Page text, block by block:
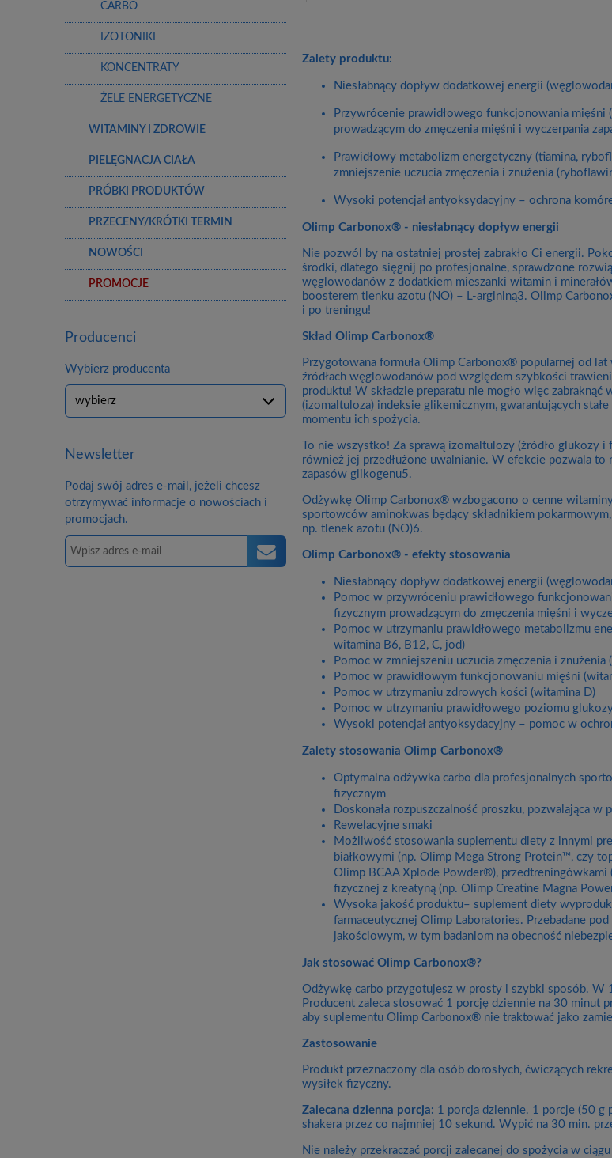
CARBO
IZOTONIKI
KONCENTRATY
ŻELE ENERGETYCZNE
WITAMINY I ZDROWIE
PIELĘGNACJA CIAŁA
PRÓBKI PRODUKTÓW
PRZECENY/KRÓTKI TERMIN
NOWOŚCI
PROMOCJE
Producenci
Wybierz producenta
Newsletter
Podaj swój adres e-mail, jeżeli chcesz
otrzymywać informacje o nowościach i
promocjach.
Zalety produktu:
Niesłabnący dopływ dodatkowej energii
Przywrócenie prawidłowego funkcjonowania
prowadzącym do zmęczenia mięśni i wyczerpania
Prawidłowy metabolizm energetyczny (tiamina,
zmniejszenie uczucia zmęczenia i znużenia
Wysoki potencjał antyoksydacyjny – ochrona
Olimp Carbonox® - niesłabnący dopływ energii
Nie pozwól by na ostatniej prostej zabrakło Ci energii.
środki, dlatego sięgnij po profesjonalne, sprawdzone
węglowodanów z dodatkiem mieszanki witamin i
boosterem tlenku azotu (NO) – L-argininą3. Olimp
i po treningu!
Skład Olimp Carbonox®
Przygotowana formuła Olimp Carbonox® popularnej od
źródłach węglowodanów pod względem szybkości
produktu! W składzie preparatu nie mogło więc
(izomaltuloza) indeksie glikemicznym, gwarantujących
momentu ich spożycia.
To nie wszystko! Za sprawą izomaltulozy (źródło
również jej przedłużone uwalnianie. W efekcie pozwala
zapasów glikogenu5.
Odżywkę Olimp Carbonox® wzbogacono o cenne
sportowców aminokwas będący składnikiem
np. tlenek azotu (NO)6.
Olimp Carbonox® - efekty stosowania
Niesłabnący dopływ dodatkowej energii
Pomoc w przywróceniu prawidłowego
fizycznym prowadzącym do zmęczenia mięśni i
Pomoc w utrzymaniu prawidłowego metabolizmu
witamina B6, B12, C, jod)
Pomoc w zmniejszeniu uczucia zmęczenia i
Pomoc w prawidłowym funkcjonowaniu mięśni
Pomoc w utrzymaniu zdrowych kości (witamina D)
Pomoc w utrzymaniu prawidłowego poziomu
Wysoki potencjał antyoksydacyjny – pomoc w
Zalety stosowania Olimp Carbonox®
Optymalna odżywka carbo dla profesjonalnych
fizycznym
Doskonała rozpuszczalność proszku, pozwalająca
Rewelacyjne smaki
Możliwość stosowania suplementu diety z innymi
białkowymi (np. Olimp Mega Strong Protein™, czy
Olimp BCAA Xplode Powder®),
fizycznej z kreatyną (np. Olimp Creatine Magna
Wysoka jakość produktu– suplement diety
farmaceutycznej Olimp Laboratories. Przebadane
jakościowym, w tym badaniom na obecność
Jak stosować Olimp Carbonox®?
Odżywkę carbo przygotujesz w prosty i szybki sposób. W
Producent zaleca stosować 1 porcję dziennie na 30 minut
aby suplementu Olimp Carbonox® nie traktować jako
Zastosowanie
Produkt przeznaczony dla osób dorosłych, ćwiczących
wysiłek fizyczny.
Zalecana dzienna porcja: 1 porcja dziennie. 1 porcje (50 g
shakera przez co najmniej 10 sekund. Wypić na 30 min.
Nie należy przekraczać porcji zalecanej do spożycia w